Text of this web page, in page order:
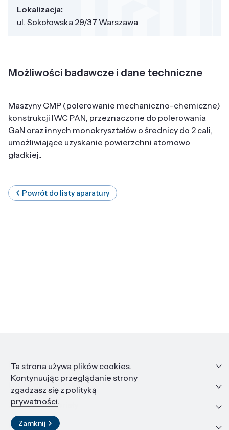
Lokalizacja:
ul. Sokołowska 29/37 Warszawa
Możliwości badawcze i dane techniczne
Maszyny CMP (polerowanie mechaniczno-chemiczne)
konstrukcji IWC PAN, przeznaczone do polerowania
GaN oraz innych monokryształów o średnicy do 2 cali,
umożliwiające uzyskanie powierzchni atomowo
gładkiej..
Powrót do listy aparatury
Informacje
Edukacja i kariera
Zasoby i materiały
Kontakt
Ta strona używa plików cookies.
Kontynuując przeglądanie strony
zgadzasz się z polityką
prywatności.
Zamknij